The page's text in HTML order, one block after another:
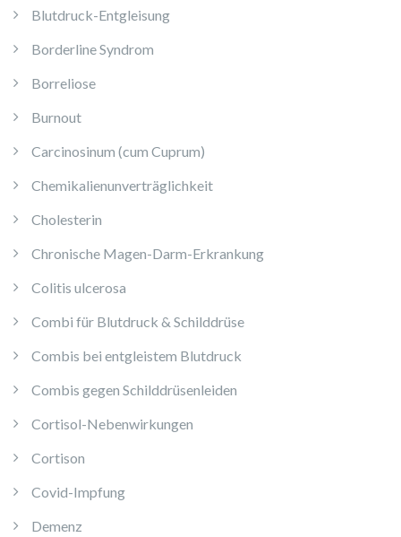
Blutdruck-Entgleisung
Borderline Syndrom
Borreliose
Burnout
Carcinosinum (cum Cuprum)
Chemikalienunverträglichkeit
Cholesterin
Chronische Magen-Darm-Erkrankung
Colitis ulcerosa
Combi für Blutdruck & Schilddrüse
Combis bei entgleistem Blutdruck
Combis gegen Schilddrüsenleiden
Cortisol-Nebenwirkungen
Cortison
Covid-Impfung
Demenz